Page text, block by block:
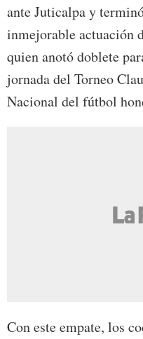
ante Juticalpa y
inmejorable actuación
quien anotó doblete
jornada del Torneo
Nacional del fútbol
Con este empate, los